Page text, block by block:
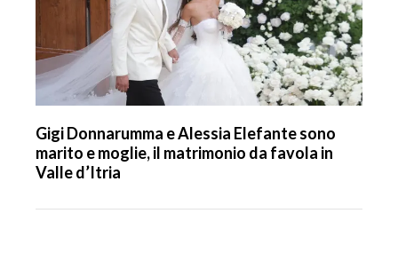
Gigi Donnarumma e Alessia Elefante sono
marito e moglie, il matrimonio da favola in
Valle d’Itria